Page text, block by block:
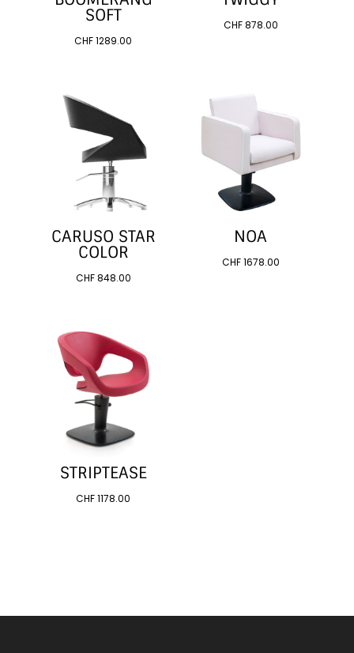
SOFT
CHF1289.00
CHF878.00
CARUSO STAR
COLOR
CHF848.00
NOA
CHF1678.00
STRIPTEASE
CHF1178.00